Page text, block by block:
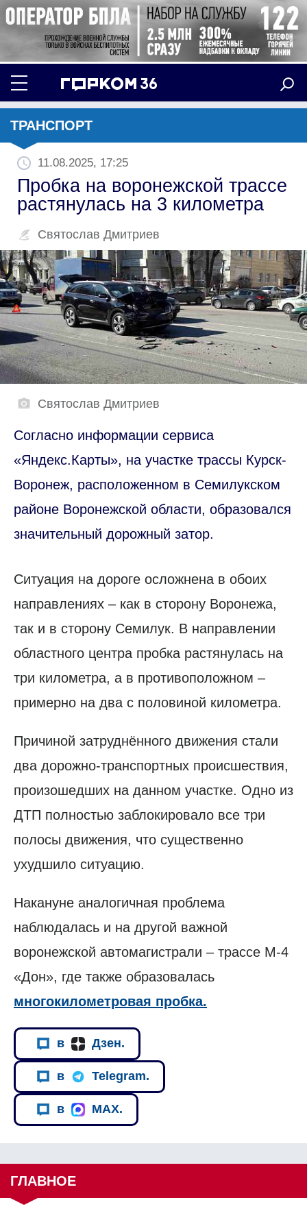
ТРАНСПОРТ
11.08.2025, 17:25
Пробка на воронежской трассе
растянулась на 3 километра
Святослав Дмитриев
Святослав Дмитриев
Согласно информации сервиса
«Яндекс.Карты», на участке трассы Курск-
Воронеж, расположенном в Семилукском
районе Воронежской области, образовался
значительный дорожный затор.
Ситуация на дороге осложнена в обоих
направлениях – как в сторону Воронежа,
так и в сторону Семилук. В направлении
областного центра пробка растянулась на
три километра, а в противоположном –
примерно на два с половиной километра.
Причиной затруднённого движения стали
два дорожно-транспортных происшествия,
произошедших на данном участке. Одно из
ДТП полностью заблокировало все три
полосы движения, что существенно
ухудшило ситуацию.
Накануне аналогичная проблема
наблюдалась и на другой важной
воронежской автомагистрали – трассе М-4
«Дон», где также образовалась
многокилометровая пробка.
в Дзен.
в Telegram.
в MAX.
ГЛАВНОЕ